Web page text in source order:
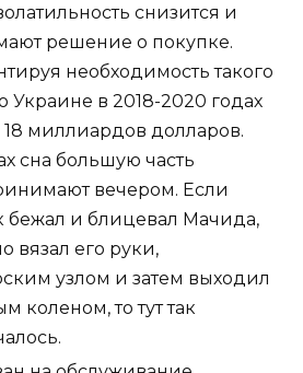
снизится и
решение о покупке.
необходимость такого
Украине в 2018-2020 годах
миллиардов долларов.
сна большую часть
вечером. Если
бежал и блицевал Мачида,
вязал его руки,
узлом и затем выходил
коленом, то тут так